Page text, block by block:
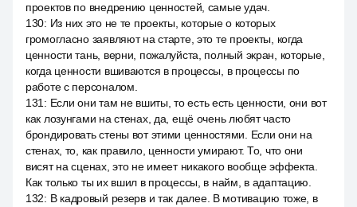
проектов по внедрению ценностей, самые удач.
130: Из них это не те проекты, которые о которых
громогласно заявляют на старте, это те проекты, когда
ценности тань, верни, пожалуйста, полный экран, которые,
когда ценности вшиваются в процессы, в процессы по
работе с персоналом.
131 : Если они там не вшиты, то есть есть ценности, они вот
как лозунгами на стенах, да, ещё очень любят часто
брондировать стены вот этими ценностями. Если они на
стенах, то, как правило, ценности умирают. То, что они
висят на сценах, это не имеет никакого вообще эффекта.
Как только ты их вшил в процессы, в найм, в адаптацию.
132: В кадровый резерв и так далее. В мотивацию тоже, в